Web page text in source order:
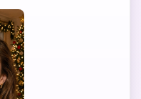
einen feinen
und klassische rote
Glitzer-Highlights